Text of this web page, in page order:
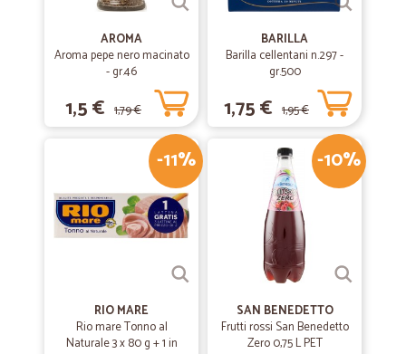
AROMA
Aroma pepe nero macinato
- gr.46
1,5 € 1,79 €
BARILLA
Barilla cellentani n.297 -
gr.500
1,75 € 1,95 €
-11%
RIO MARE
Rio mare Tonno al
Naturale 3 x 80 g + 1 in
-10%
SAN BENEDETTO
Frutti rossi San Benedetto
Zero 0,75 L PET